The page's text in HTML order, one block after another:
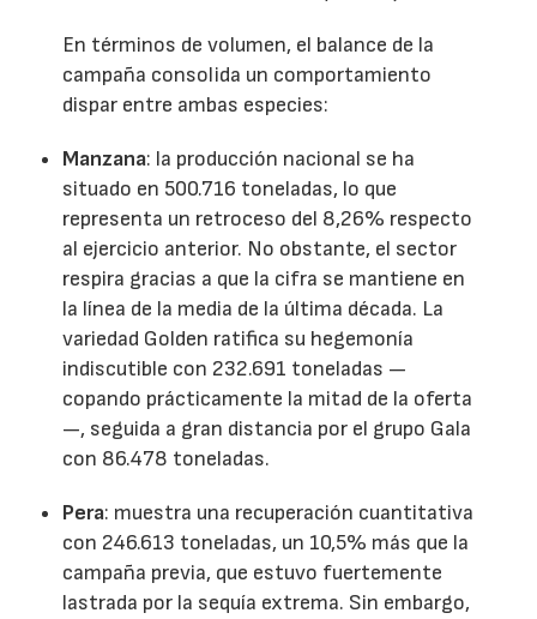
En términos de volumen, el balance de la
campaña consolida un comportamiento
dispar entre ambas especies:
Manzana: la producción nacional se ha
situado en 500.716 toneladas, lo que
representa un retroceso del 8,26% respecto
al ejercicio anterior. No obstante, el sector
respira gracias a que la cifra se mantiene en
la línea de la media de la última década. La
variedad Golden ratifica su hegemonía
indiscutible con 232.691 toneladas —
copando prácticamente la mitad de la oferta
—, seguida a gran distancia por el grupo Gala
con 86.478 toneladas.
Pera: muestra una recuperación cuantitativa
con 246.613 toneladas, un 10,5% más que la
campaña previa, que estuvo fuertemente
lastrada por la sequía extrema. Sin embargo,